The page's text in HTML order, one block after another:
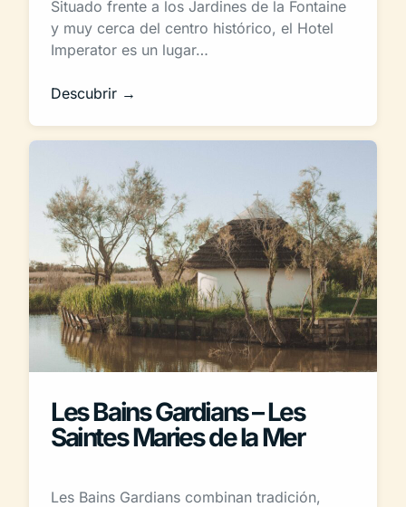
Situado frente a los Jardines de la Fontaine
y muy cerca del centro histórico, el Hotel
Imperator es un lugar…
Descubrir →
Les Bains Gardians – Les
Saintes Maries de la Mer
Les Bains Gardians combinan tradición,